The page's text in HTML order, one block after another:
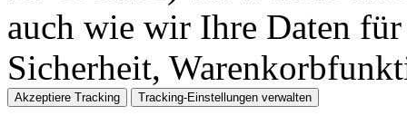
auch wie wir Ihre Daten
Sicherheit,
Akzeptiere Tracking Tracking-Einstellungen verwalten